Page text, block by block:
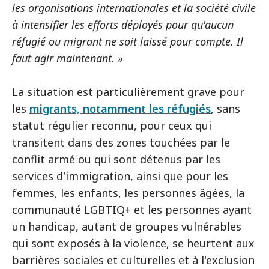
les organisations internationales et la société civile
à intensifier les efforts déployés pour qu'aucun
réfugié ou migrant ne soit laissé pour compte. Il
faut agir maintenant. »
La situation est particulièrement grave pour
les migrants, notamment les réfugiés, sans
statut régulier reconnu, pour ceux qui
transitent dans des zones touchées par le
conflit armé ou qui sont détenus par les
services d'immigration, ainsi que pour les
femmes, les enfants, les personnes âgées, la
communauté LGBTIQ+ et les personnes ayant
un handicap, autant de groupes vulnérables
qui sont exposés à la violence, se heurtent aux
barrières sociales et culturelles et à l'exclusion